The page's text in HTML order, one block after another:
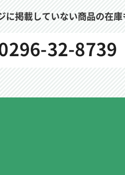
に掲載していない商品の在